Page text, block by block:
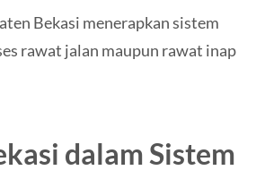
Bekasi menerapkan sistem
rawat jalan maupun rawat inap
dalam Sistem